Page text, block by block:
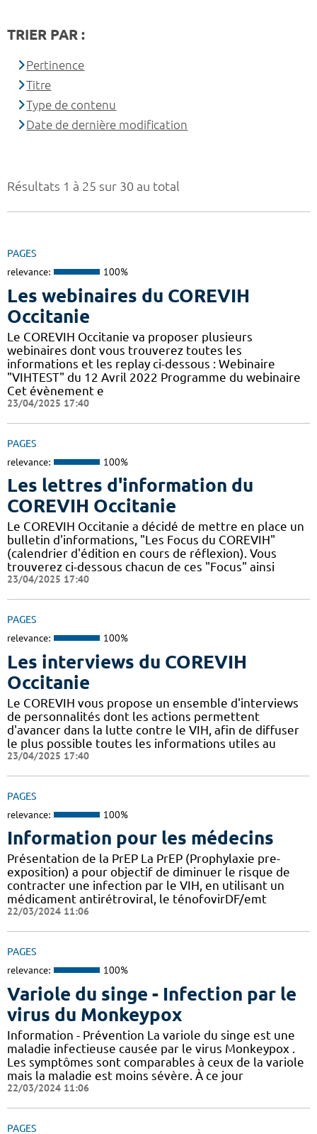
Résultats 1 à 25 sur 30 au total
PAGES
relevance: 100%
Les webinaires du COREVIH
Occitanie
Le COREVIH Occitanie va proposer plusieurs
webinaires dont vous trouverez toutes les
informations et les replay ci-dessous : Webinaire
"VIHTEST" du 12 Avril 2022 Programme du webinaire
Cet évènement e
23/04/2025 17:40
PAGES
relevance: 100%
Les lettres d'information du
COREVIH Occitanie
Le COREVIH Occitanie a décidé de mettre en place un
bulletin d'informations, "Les Focus du COREVIH"
(calendrier d'édition en cours de réflexion). Vous
trouverez ci-dessous chacun de ces "Focus" ainsi
23/04/2025 17:40
PAGES
relevance: 100%
Les interviews du COREVIH
Occitanie
Le COREVIH vous propose un ensemble d'interviews
de personnalités dont les actions permettent
d'avancer dans la lutte contre le VIH, afin de diffuser
le plus possible toutes les informations utiles au
23/04/2025 17:40
PAGES
relevance: 100%
Information pour les médecins
Présentation de la PrEP La PrEP (Prophylaxie pre-
exposition) a pour objectif de diminuer le risque de
contracter une infection par le VIH, en utilisant un
médicament antirétroviral, le ténofovirDF/emt
22/03/2024 11:06
PAGES
relevance: 100%
Variole du singe - Infection par le
virus du Monkeypox
Information - Prévention La variole du singe est une
maladie infectieuse causée par le virus Monkeypox .
Les symptômes sont comparables à ceux de la variole
mais la maladie est moins sévère. À ce jour
22/03/2024 11:06
PAGES
TRIER PAR :
Pertinence
Titre
Type de contenu
Date de dernière modification